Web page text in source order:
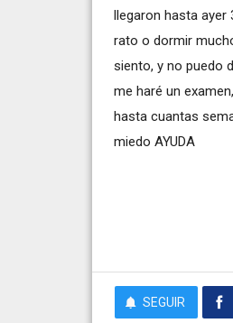
llegaron hasta
rato o dormir
siento, y no puedo
me haré un
hasta cuantas
miedo AYUDA
SEGUIR